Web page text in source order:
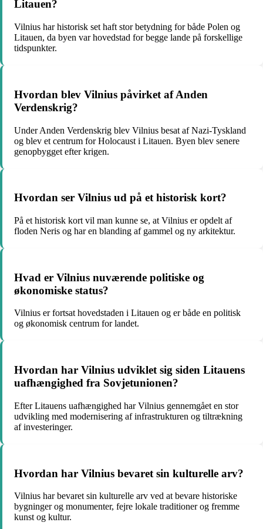
Litauen?
Vilnius har historisk set haft stor betydning for både Polen og
Litauen, da byen var hovedstad for begge lande på forskellige
tidspunkter.
Hvordan blev Vilnius påvirket af Anden
Verdenskrig?
Under Anden Verdenskrig blev Vilnius besat af Nazi-Tyskland
og blev et centrum for Holocaust i Litauen. Byen blev senere
genopbygget efter krigen.
Hvordan ser Vilnius ud på et historisk kort?
På et historisk kort vil man kunne se, at Vilnius er opdelt af
floden Neris og har en blanding af gammel og ny arkitektur.
Hvad er Vilnius nuværende politiske og
økonomiske status?
Vilnius er fortsat hovedstaden i Litauen og er både en politisk
og økonomisk centrum for landet.
Hvordan har Vilnius udviklet sig siden Litauens
uafhængighed fra Sovjetunionen?
Efter Litauens uafhængighed har Vilnius gennemgået en stor
udvikling med modernisering af infrastrukturen og tiltrækning
af investeringer.
Hvordan har Vilnius bevaret sin kulturelle arv?
Vilnius har bevaret sin kulturelle arv ved at bevare historiske
bygninger og monumenter, fejre lokale traditioner og fremme
kunst og kultur.